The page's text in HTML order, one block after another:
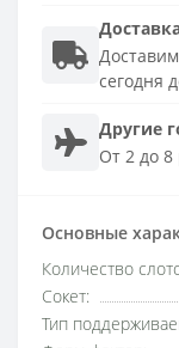
сегодня
Другие
От 2 до 8
Основные
Количество
Сокет:
Тип